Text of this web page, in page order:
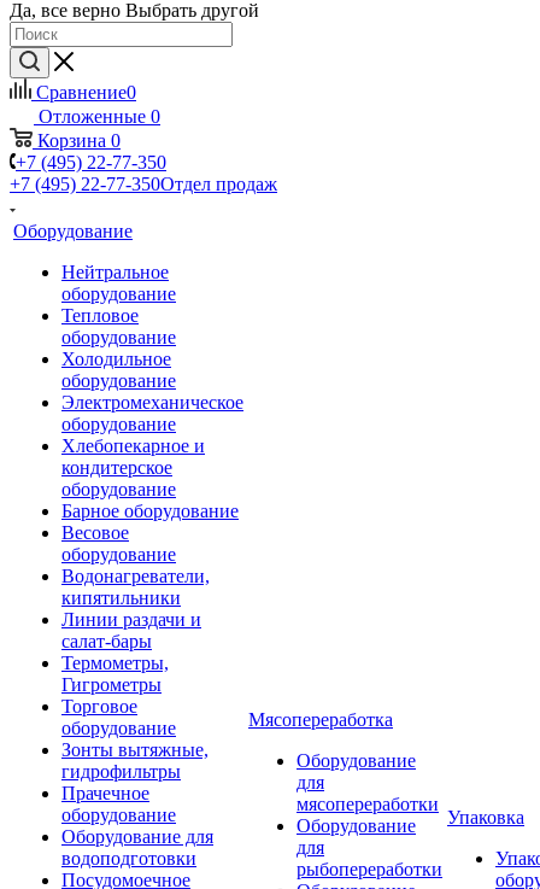
Да, все верно Выбрать другой
Сравнение0
Отложенные 0
Корзина 0
+7 (495) 22-77-350
+7 (495) 22-77-350Отдел продаж
Оборудование
Нейтральное
оборудование
Тепловое
оборудование
Холодильное
оборудование
Электромеханическое
оборудование
Хлебопекарное и
кондитерское
оборудование
Барное оборудование
Весовое
оборудование
Водонагреватели,
кипятильники
Линии раздачи и
салат-бары
Термометры,
Гигрометры
Торговое
оборудование
Зонты вытяжные,
гидрофильтры
Прачечное
оборудование
Оборудование для
водоподготовки
Посудомоечное
Мясопереработка
Оборудование
для
мясопереработки
Оборудование
для
рыбопереработки
Упаковка